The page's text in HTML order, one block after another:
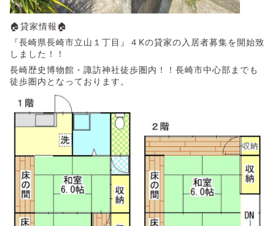
🏠貸家情報🏠
『長崎県長崎市立山１丁目』４Kの貸家の入居者募集を開始致
しました！！
長崎歴史博物館・諏訪神社徒歩圏内！！長崎市中心部までも
徒歩圏内となっております。